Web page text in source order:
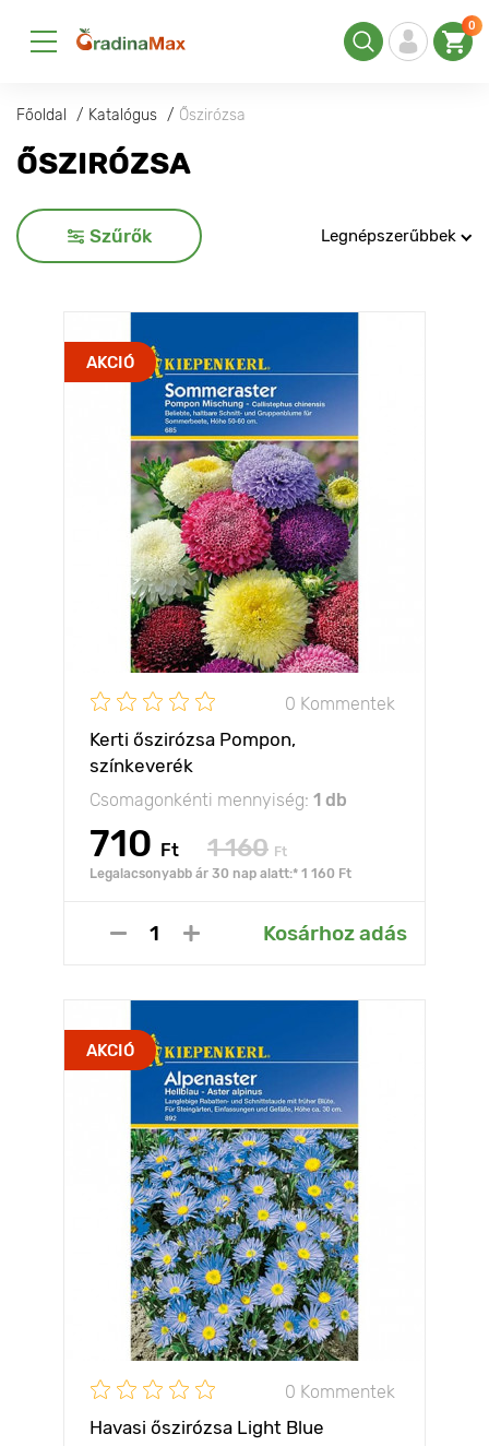
0
Főoldal Katalógus Őszirózsa
ŐSZIRÓZSA
Szűrők Legnépszerűbbek
AKCIÓ
0 Kommentek
Kerti őszirózsa Pompon,
színkeverék
Csomagonkénti mennyiség: 1 db
710 Ft 1 160 Ft
Legalacsonyabb ár 30 nap alatt:* 1 160 Ft
Kosárhoz adás
AKCIÓ
0 Kommentek
Havasi őszirózsa Light Blue